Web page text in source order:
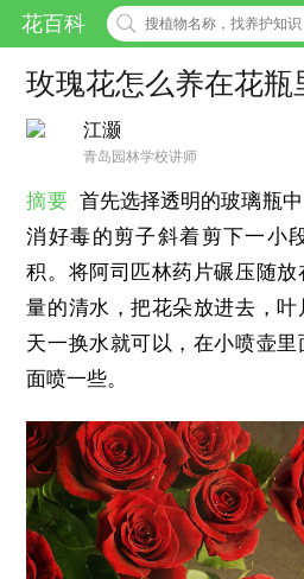
花百科
玫瑰花怎么养在花瓶
江灏
青岛园林学校讲师
摘要 首先选择透明的玻璃瓶
消好毒的剪子斜着剪下一小
积。将阿司匹林药片碾压随
量的清水，把花朵放进去，
天一换水就可以，在小喷壶
面喷一些。